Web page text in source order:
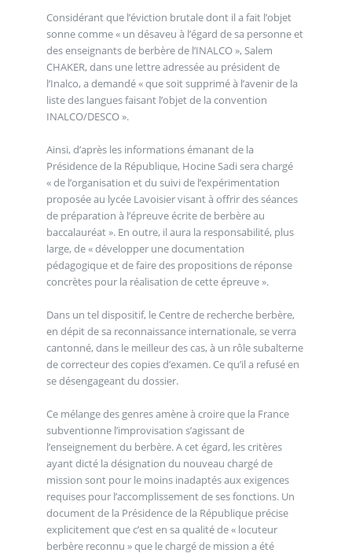
Considérant que l’éviction brutale dont il a fait l’objet
sonne comme « un désaveu à l’égard de sa personne et
des enseignants de berbère de l’INALCO », Salem
CHAKER, dans une lettre adressée au président de
l’Inalco, a demandé « que soit supprimé à l’avenir de la
liste des langues faisant l’objet de la convention
INALCO/DESCO ».
Ainsi, d’après les informations émanant de la
Présidence de la République, Hocine Sadi sera chargé
« de l’organisation et du suivi de l’expérimentation
proposée au lycée Lavoisier visant à offrir des séances
de préparation à l’épreuve écrite de berbère au
baccalauréat ». En outre, il aura la responsabilité, plus
large, de « développer une documentation
pédagogique et de faire des propositions de réponse
concrètes pour la réalisation de cette épreuve ».
Dans un tel dispositif, le Centre de recherche berbère,
en dépit de sa reconnaissance internationale, se verra
cantonné, dans le meilleur des cas, à un rôle subalterne
de correcteur des copies d’examen. Ce qu’il a refusé en
se désengageant du dossier.
Ce mélange des genres amène à croire que la France
subventionne l’improvisation s’agissant de
l’enseignement du berbère. A cet égard, les critères
ayant dicté la désignation du nouveau chargé de
mission sont pour le moins inadaptés aux exigences
requises pour l’accomplissement de ses fonctions. Un
document de la Présidence de la République précise
explicitement que c’est en sa qualité de « locuteur
berbère reconnu » que le chargé de mission a été